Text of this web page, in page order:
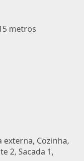
metros
externa, Cozinha,
2, Sacada 1,